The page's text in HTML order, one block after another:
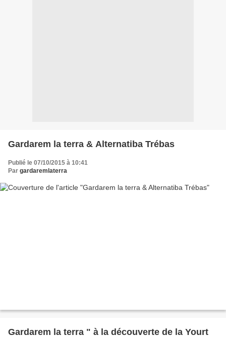
Gardarem la terra & Alternatiba Trébas
Publié le 07/10/2015 à 10:41
Par gardaremlaterra
Gardarem la terra " à la découverte de la Yourt